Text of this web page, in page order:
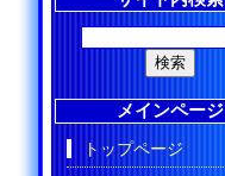
メインページ
トップページ